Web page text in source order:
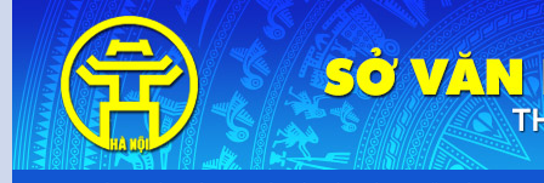
content